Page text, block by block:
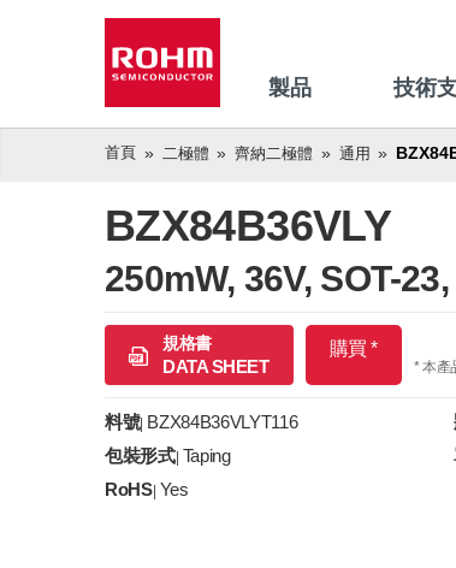
製品 技術
首頁 二極體 齊納二極體 通用
BZX84B36VLY
250mW, 36V, SOT-
規格書
DATA SHEET
購買 *
* 本產
料號| BZX84B36VLYT116
包裝形式| Taping
RoHS| Yes